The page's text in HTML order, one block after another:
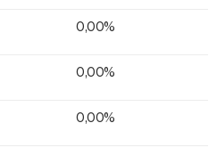
0,00%
0,00%
0,00%